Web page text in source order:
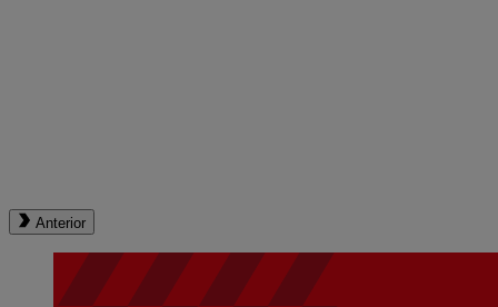
Anterior